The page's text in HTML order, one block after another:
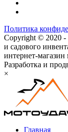
Политика
Copyright © 2020
и садового
интернет-магазин
Разработка и
×
Главная